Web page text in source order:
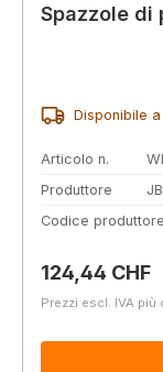
Spazzole di
Disponibile
Articolo n.
Produttore
Codice produttore
Prezzo
124,44 CHF
Prezzi escl. IVA